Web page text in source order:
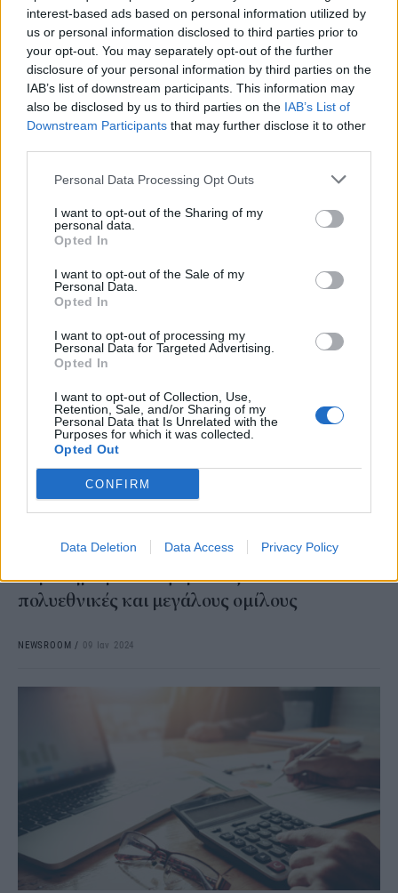
interest-based ads based on personal information utilized by
us or personal information disclosed to third parties prior to
your opt-out. You may separately opt-out of the further
disclosure of your personal information by third parties on the
IAB’s list of downstream participants. This information may
also be disclosed by us to third parties on the IAB’s List of
Downstream Participants that may further disclose it to other
Personal Data Processing Opt Outs
I want to opt-out of the Sharing of my
personal data.
Opted In
I want to opt-out of the Sale of my
Personal Data.
Opted In
I want to opt-out of processing my
Personal Data for Targeted Advertising.
Opted In
I want to opt-out of Collection, Use,
Retention, Sale, and/or Sharing of my
Personal Data that Is Unrelated with the
Purposes for which it was collected.
Opted Out
CONFIRM
Data Deletion Data Access Privacy Policy
Νταβός: Τέσσερις ευρωπαϊκές οργανώσεις
πολυεθνικών
Ο Χατζηδάκης παρουσίασε το σχέδιο για
συμπληρωματικό φόρο έως 15% σε
πολυεθνικές και μεγάλους ομίλους
NEWSROOM / 09 Ιαν 2024